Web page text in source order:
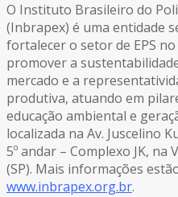
O Instituto Brasileiro do
(Inbrapex) é uma entidade
fortalecer o setor de EPS
promover a
mercado e a
produtiva, atuando em
educação ambiental e
localizada na Av. Juscelino
5º andar – Complexo JK, na
(SP). Mais informações
www.inbrapex.org.br.